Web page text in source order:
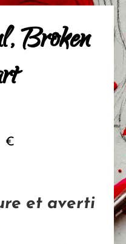
Broken
€
et averti